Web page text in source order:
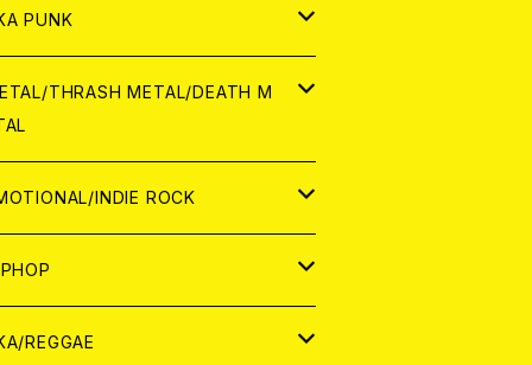
PUNK
THRASH METAL/DEATH M
INDIE ROCK
REGGAE